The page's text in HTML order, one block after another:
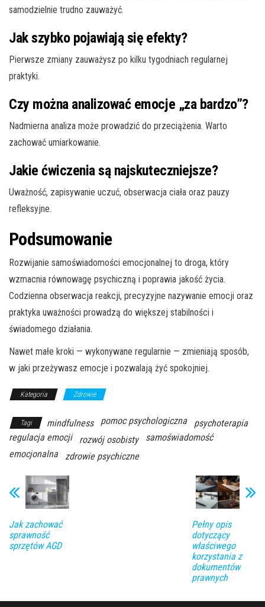
samodzielnie trudno zauważyć.
Jak szybko pojawiają się efekty?
Pierwsze zmiany zauważysz po kilku tygodniach regularnej
praktyki.
Czy można analizować emocje „za bardzo”?
Nadmierna analiza może prowadzić do przeciążenia. Warto
zachować umiarkowanie.
Jakie ćwiczenia są najskuteczniejsze?
Uważność, zapisywanie uczuć, obserwacja ciała oraz pauzy
refleksyjne.
Podsumowanie
Rozwijanie samoświadomości emocjonalnej to droga, który
wzmacnia równowagę psychiczną i poprawia jakość życia.
Codzienna obserwacja reakcji, precyzyjne nazywanie emocji oraz
praktyka uważności prowadzą do większej stabilności i
świadomego działania.
Nawet małe kroki — wykonywane regularnie — zmieniają sposób,
w jaki przeżywasz emocje i pozwalają żyć spokojniej.
Kategoria Zdrowie
Tagi mindfulness pomoc psychologiczna
psychoterapia
regulacja emocji
rozwój osobisty
samoświadomość
emocjonalna
zdrowie psychiczne
Jak zachować
sprawność
sprzętów AGD
Pełny opis
dotyczący
właściwego
korzystania z
dokumentów
prawnych